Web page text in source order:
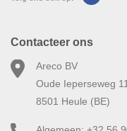
Contacteer ons
Areco BV
Oude Ieperseweg
8501 Heule (BE)